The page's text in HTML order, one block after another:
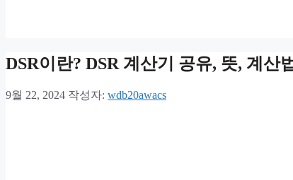
DSR이란? DSR 계산기 공유, 뜻, 계산법
9월 22, 2024 작성자: wdb20awacs